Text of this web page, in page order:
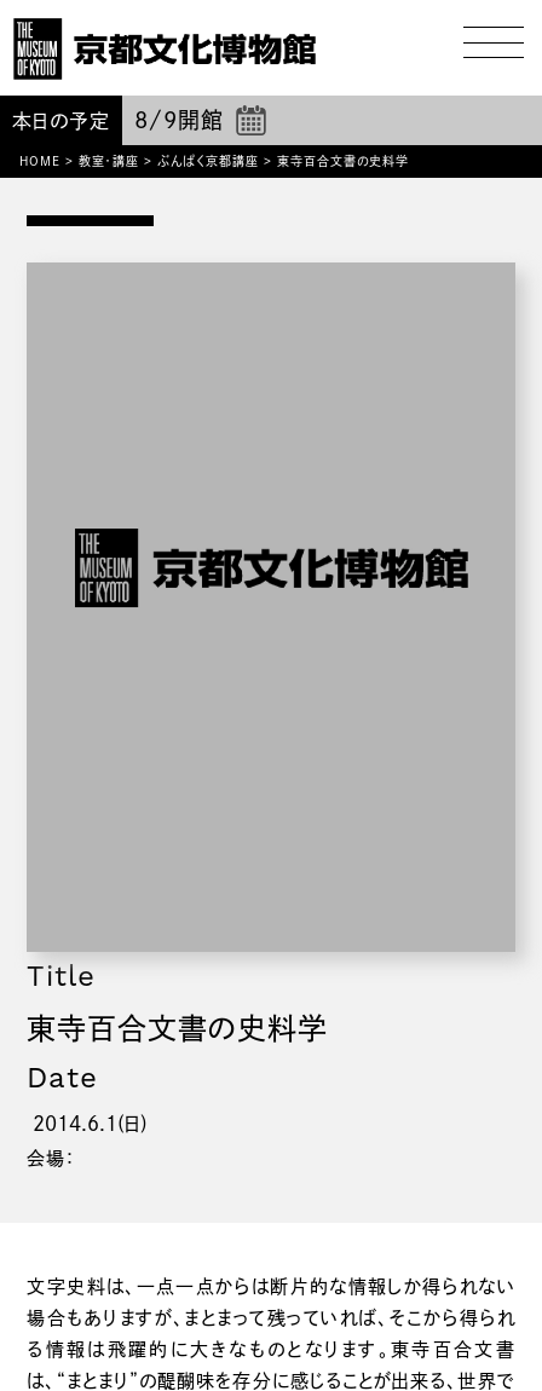
本日の予定 8/9 開館
HOME > 教室・講座 > ぶんぱく京都講座 > 東寺百合文書の史料学
Title
東寺百合文書の史料学
Date
2014.6.1(日)
会場：
文字史料は、一点一点からは断片的な情報しか得られない
場合もありますが、まとまって残っていれば、そこから得られ
る情報は飛躍的に大きなものとなります。東寺百合文書
は、“まとまり”の醍醐味を存分に感じることが出来る、世界で